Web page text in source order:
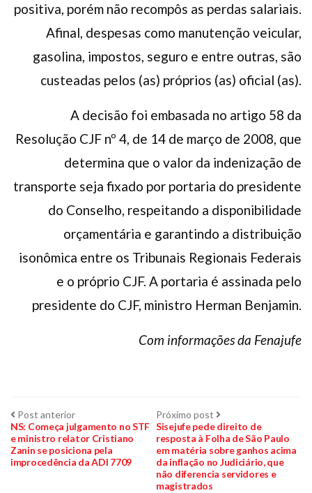
positiva, porém não recompôs as perdas salariais.
Afinal, despesas como manutenção veicular,
gasolina, impostos, seguro e entre outras, são
custeadas pelos (as) próprios (as) oficial (as).
A decisão foi embasada no artigo 58 da
Resolução CJF nº 4, de 14 de março de 2008, que
determina que o valor da indenização de
transporte seja fixado por portaria do presidente
do Conselho, respeitando a disponibilidade
orçamentária e garantindo a distribuição
isonômica entre os Tribunais Regionais Federais
e o próprio CJF. A portaria é assinada pelo
presidente do CJF, ministro Herman Benjamin.
Com informações da Fenajufe
Navegação
de
Post
Post anteriorPost
anterior:
NS: Começa julgamento no STF
e ministro relator Cristiano
Zanin se posiciona pela
improcedência da ADI 7709
Próximo post Próximo
post:
Sisejufe pede direito de
resposta à Folha de São Paulo
em matéria sobre ganhos acima
da inflação no Judiciário, que
não diferencia servidores e
magistrados